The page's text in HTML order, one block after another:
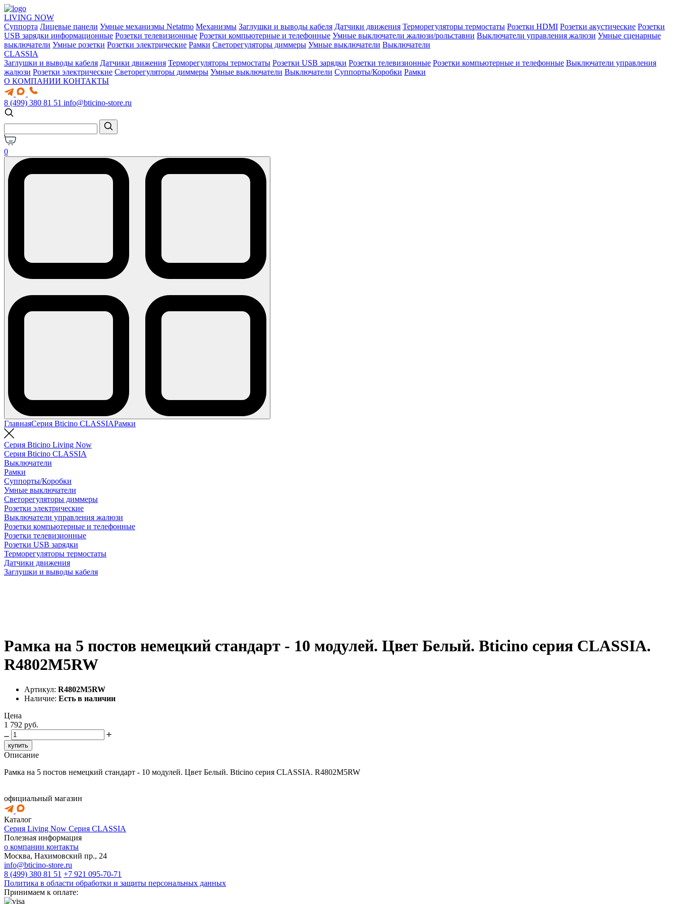
LIVING NOW
Суппорта Лицевые панели Умные механизмы Netatmo Механизмы Заглушки и выводы кабеля Датчики движения Терморегуляторы термостаты Розетки HDMI Розетки акустические Розетки
USB зарядки информационные Розетки телевизионные Розетки компьютерные и телефонные Умные выключатели жалюзи/рольставни Выключатели управления жалюзи Умные сценарные
выключатели Умные розетки Розетки электрические Рамки Светорегуляторы диммеры Умные выключатели Выключатели
CLASSIA
Заглушки и выводы кабеля Датчики движения Терморегуляторы термостаты Розетки USB зарядки Розетки телевизионные Розетки компьютерные и телефонные Выключатели управления
жалюзи Розетки электрические Светорегуляторы диммеры Умные выключатели Выключатели Суппорты/Коробки Рамки
О КОМПАНИИ КОНТАКТЫ
8 (499) 380 81 51 info@bticino-store.ru
0
ГлавнаяСерия Bticino CLASSIAРамки
Серия Bticino Living Now
Серия Bticino CLASSIA
Выключатели
Рамки
Суппорты/Коробки
Умные выключатели
Светорегуляторы диммеры
Розетки электрические
Выключатели управления жалюзи
Розетки компьютерные и телефонные
Розетки телевизионные
Розетки USB зарядки
Терморегуляторы термостаты
Датчики движения
Заглушки и выводы кабеля
Рамка на 5 постов немецкий стандарт - 10 модулей. Цвет Белый. Bticino серия CLASSIA.
R4802M5RW
Артикул: R4802M5RW
Наличие: Есть в наличии
Цена
1 792 руб.
купить
Описание
Рамка на 5 постов немецкий стандарт - 10 модулей. Цвет Белый. Bticino серия CLASSIA. R4802M5RW
официальный магазин
Каталог
Серия Living Now Серия CLASSIA
Полезная информация
о компании контакты
Москва, Нахимовский пр., 24
info@bticino-store.ru
8 (499) 380 81 51 +7 921 095-70-71
Политика в области обработки и защиты персональных данных
Принимаем к оплате: